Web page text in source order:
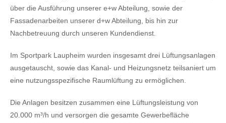
über die Ausführung unserer e+w Abteilung, sowie der
Fassadenarbeiten unserer d+w Abteilung, bis hin zur
Nachbetreuung durch unseren Kundendienst.
Im Sportpark Laupheim wurden insgesamt drei Lüftungsanlagen
ausgetauscht, sowie das Kanal- und Heizungsnetz teilsaniert um
eine nutzungsspezifische Raumlüftung zu ermöglichen.
Die Anlagen besitzen zusammen eine Lüftungsleistung von
20.000 m³/h und versorgen die gesamte Gewerbefläche